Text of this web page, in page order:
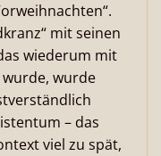
mit seinen
wiederum mit
wurde
– das
viel zu spät,